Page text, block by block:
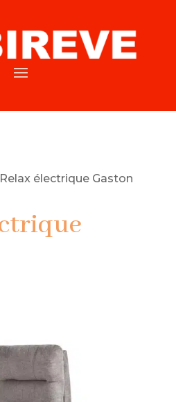
Relax électrique Gaston